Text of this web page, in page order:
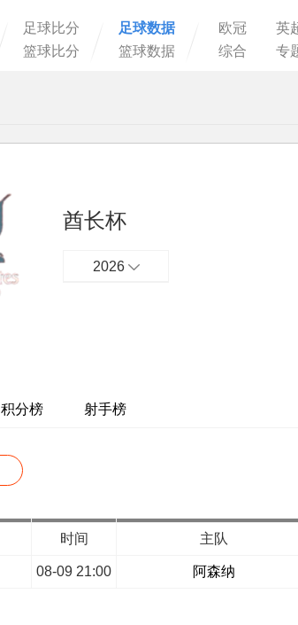
足球比分
篮球比分
足球数据
篮球数据
欧冠 英
综合
专
酋长杯
2026
积分榜 射手榜
时间 主队
08-09 21:00 阿森纳